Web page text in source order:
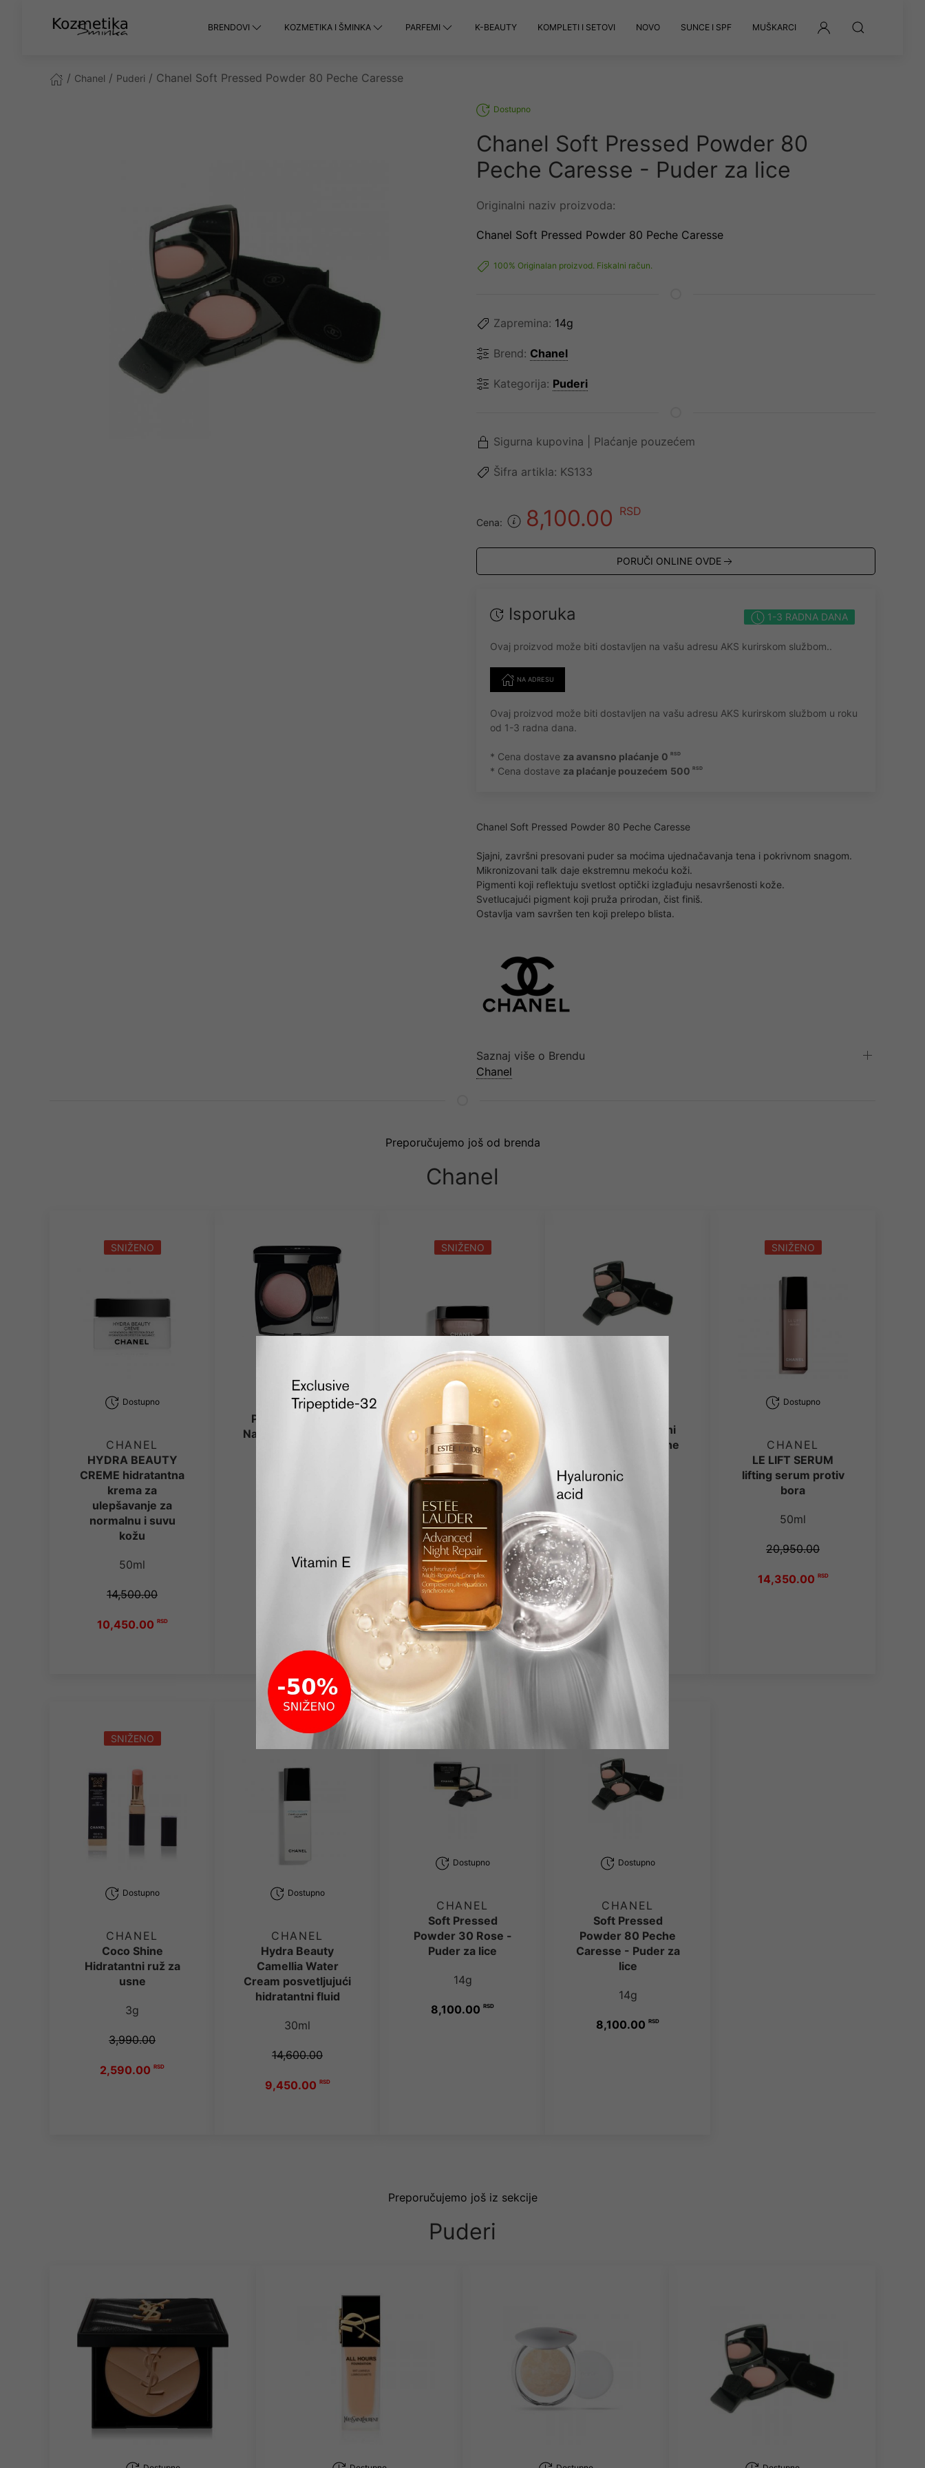
BRENDOVI KOZMETIKA I ŠMINKA PARFEMI K-BEAUTY KOMPLETI I SETOVI NOVO SUNCE I SPF MUŠKARCI
/ Chanel / Puderi / Chanel Soft Pressed Powder 80 Peche Caresse
Dostupno
Chanel Soft Pressed Powder 80
Peche Caresse - Puder za lice
Originalni naziv proizvoda:
Chanel Soft Pressed Powder 80 Peche Caresse
100% Originalan proizvod. Fiskalni račun.
Zapremina: 14g
Brend: Chanel
Kategorija: Puderi
Sigurna kupovina | Plaćanje pouzećem
Šifra artikla: KS133
Cena: 8,100.00 RSD
PORUČI ONLINE OVDE
1-3 RADNA DANA
Isporuka
Ovaj proizvod može biti dostavljen na vašu adresu AKS kurirskom službom..
NA ADRESU
Ovaj proizvod može biti dostavljen na vašu adresu AKS kurirskom službom u roku
od 1-3 radna dana.
* Cena dostave za avansno plaćanje 0 RSD
* Cena dostave za plaćanje pouzećem 500 RSD
Chanel Soft Pressed Powder 80 Peche Caresse
Sjajni, završni presovani puder sa moćima ujednačavanja tena i pokrivnom snagom.
Mikronizovani talk daje ekstremnu mekoću koži.
Pigmenti koji reflektuju svetlost optički izglađuju nesavršenosti kože.
Svetlucajući pigment koji pruža prirodan, čist finiš.
Ostavlja vam savršen ten koji prelepo blista.
Saznaj više o Brendu
Chanel
Preporučujemo još od brenda
Chanel
SNIŽENO
Dostupno
CHANEL
HYDRA BEAUTY
CREME hidratantna
krema za
ulepšavanje za
normalnu i suvu
kožu
50ml
14,500.00
10,450.00 RSD
CHANEL
Powder Blush 44
Narcisse - Rumenilo
SNIŽENO
CHANEL
LE LIFT Creme
lifting krema protiv
50ml
20,950.00
14,350.00
Presovani mekani
puder br. 80 Peche
SNIŽENO
Dostupno
CHANEL
LE LIFT SERUM
lifting serum protiv
bora
50ml
20,950.00
14,350.00 RSD
SNIŽENO
Dostupno
CHANEL
Coco Shine
Hidratantni ruž za
usne
3g
3,990.00
2,590.00 RSD
SNIŽENO
Dostupno
CHANEL
Hydra Beauty
Camellia Water
Cream posvetljujući
hidratantni fluid
30ml
14,600.00
9,450.00 RSD
Dostupno
CHANEL
Soft Pressed
Powder 30 Rose -
Puder za lice
14g
8,100.00 RSD
Dostupno
CHANEL
Soft Pressed
Powder 80 Peche
Caresse - Puder za
lice
14g
8,100.00 RSD
Preporučujemo još iz sekcije
Puderi